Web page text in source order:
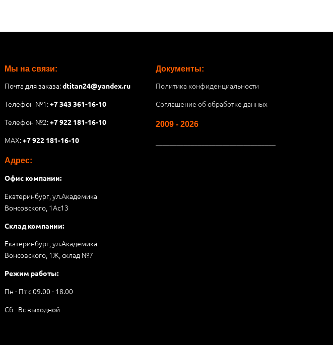
Мы на связи:
Почта для заказа:dtitan24@yandex.ru
Телефон №1:+7 343 361-16-10
Телефон №2:+7 922 181-16-10
MAX:+7 922 181-16-10
Адрес:
Офис компании:
Екатеринбург, ул.Академика
Вонсовского, 1Аc13
Склад компании:
Екатеринбург, ул.Академика
Вонсовского, 1Ж, склад №7
Режим работы:
Пн - Пт с 09.00 - 18.00
Сб - Вс выходной
Документы:
Политика конфиденциальности
Соглашение об обработке данных
2009 - 2026